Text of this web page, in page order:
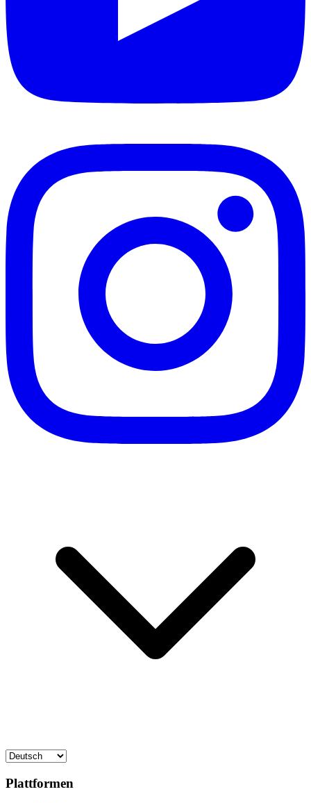
Plattformen